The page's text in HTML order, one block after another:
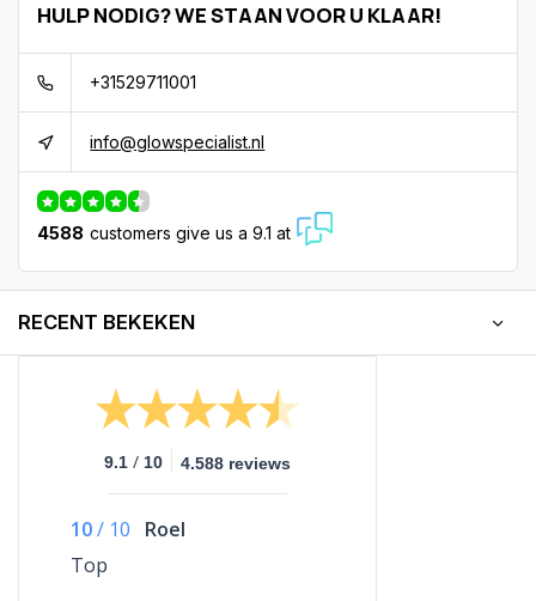
HULP NODIG? WE STAAN VOOR U KLAAR!
+31529711001
info@glowspecialist.nl
4588 customers give us a 9.1 at
RECENT BEKEKEN
9.1 / 10 4.588 reviews
10/ 10
Roel
Top